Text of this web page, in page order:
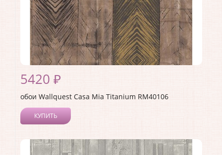
5420 ₽
обои Wallquest Casa Mia Titanium RM40106
КУПИТЬ
Коллекция:Casa Mia Titanium
Длина рулона:10